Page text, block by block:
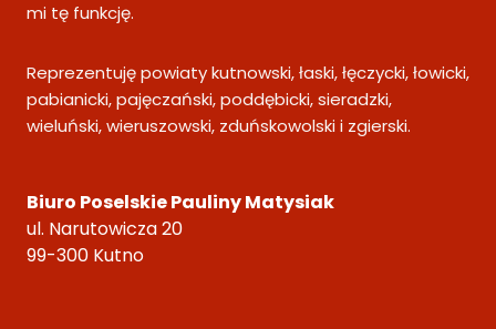
mi tę funkcję.
Reprezentuję powiaty kutnowski, łaski, łęczycki, łowicki,
pabianicki, pajęczański, poddębicki, sieradzki,
wieluński, wieruszowski, zduńskowolski i zgierski.
Biuro Poselskie Pauliny Matysiak
ul. Narutowicza 20
99-300 Kutno